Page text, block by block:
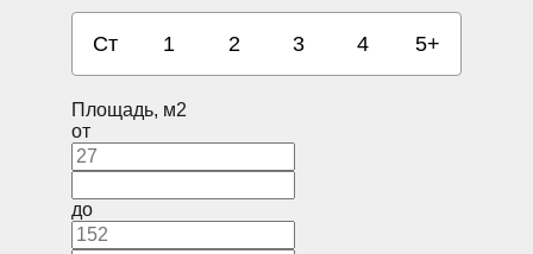
Ст 1 2 3 4 5+
Площадь, м2
от
до